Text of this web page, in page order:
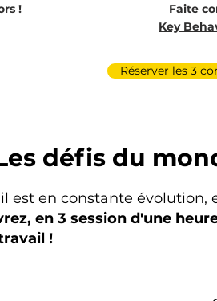
!
Faite
Key
Réserver les 3
défis du
est en constante évolution,
en 3 session d'une
!